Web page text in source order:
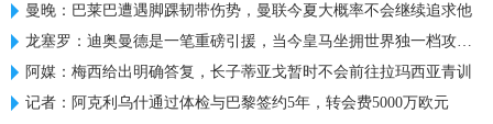
曼晚：巴莱巴遭遇脚踝韧带伤势，曼联今夏大概率不会继续追求他
龙塞罗：迪奥曼德是一笔重磅引援，当今皇马坐拥世界独一档攻击线
阿媒：梅西给出明确答复，长子蒂亚戈暂时不会前往拉玛西亚青训
记者：阿克利乌什通过体检与巴黎签约5年，转会费5000万欧元